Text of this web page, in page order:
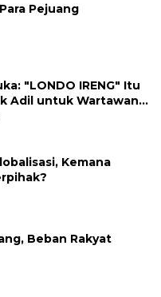
Pejuang
"LONDO IRENG" Itu
Kemana
Beban Rakyat